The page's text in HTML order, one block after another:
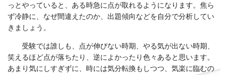
っとやっていると、ある時急に点が取れるようになります。焦ら
ず冷静に、なぜ間違えたのか、出題傾向などを自分で分析してい
きましょう。
受験では誰しも、点が伸びない時期、やる気が出ない時期、
笑えるほど点が落ちたり、逆によかったり色々あると思います。
あまり気にしすぎずに、時には気分転換もしつつ、気楽に臨むの